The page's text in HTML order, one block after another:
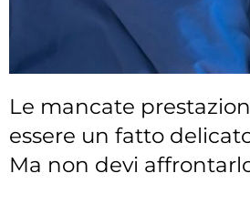
Le mancate
essere un fatto
Ma non devi